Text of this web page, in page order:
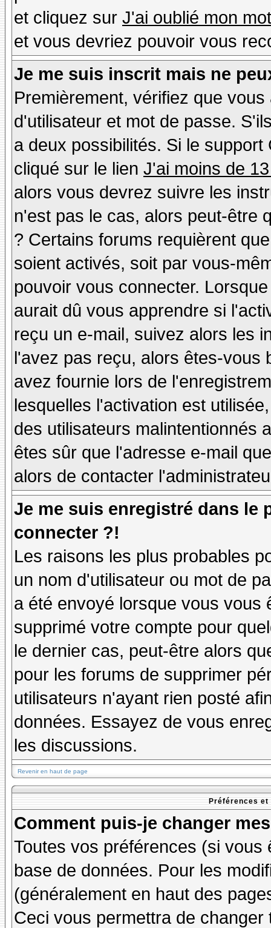
et cliquez sur J'ai oublié mon
et vous devriez pouvoir vous
Je me suis inscrit mais ne
Premièrement, vérifiez que
d'utilisateur et mot de passe.
a deux possibilités. Si le
cliqué sur le lien J'ai moins de
alors vous devrez suivre les
n'est pas le cas, alors peut-être
? Certains forums requièrent
soient activés, soit par vous-
pouvoir vous connecter.
aurait dû vous apprendre si
reçu un e-mail, suivez alors les
l'avez pas reçu, alors êtes-vous
avez fournie lors de
lesquelles l'activation est
des utilisateurs malintentionnés
êtes sûr que l'adresse e-mail
alors de contacter
Je me suis enregistré dans le
connecter ?!
Les raisons les plus probables
un nom d'utilisateur ou mot de
a été envoyé lorsque vous vous
supprimé votre compte pour
le dernier cas, peut-être alors
pour les forums de supprimer
utilisateurs n'ayant rien posté
données. Essayez de vous
les discussions.
Revenir en haut de page
Préférences
Comment puis-je changer
Toutes vos préférences (si
base de données. Pour les
(généralement en haut des
Ceci vous permettra de